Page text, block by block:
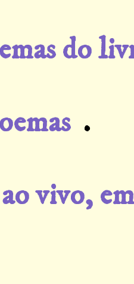
do
.
vivo,